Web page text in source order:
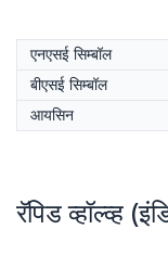
एनएसई सिम्बॉल
बीएसई सिम्बॉल
आयसिन
रॅपिड व्हॉल्व्ह